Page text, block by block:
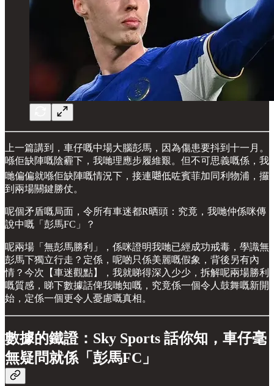
上一篇講到，車仔嘅中場大腦彭馬，因為傷患要抖到十一月。
喺佢缺陣嘅陰霾下，我哋理應步履維艱。但不可思義嘅係，我
哋偏偏就喺佢缺陣嘅情況下，接連𡁻低咗賓菲加同利物浦，攞
到兩場關鍵勝仗。
呢個矛盾嘅局面，令所有車迷都R晒頭：究竟，我哋仲係咪傳
說中嘅「彭馬FC」？
呢兩場「無彭馬勝利」，係咪證明我哋已經成功戒毒，學識無
彭馬下獨立行走？定係，呢啲只係美麗嘅假象，背後另有內
情？今次【車迷觀點】，我就睇得深入少少，拆解呢兩場勝利
嘅質感，睇下數據話俾我哋知嘅，究竟係一個令人鼓舞嘅新開
始，定係一個更令人憂慮嘅真相。
數據的鐵證：Sky Sports 話你知，車仔毫
無疑問就係「彭馬FC」